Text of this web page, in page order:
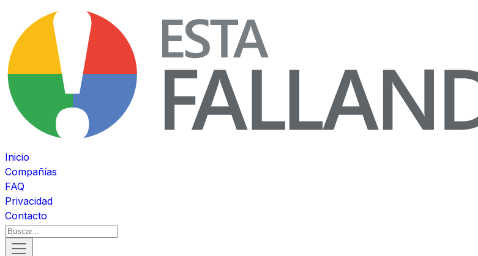
Inicio
Compañías
FAQ
Privacidad
Contacto